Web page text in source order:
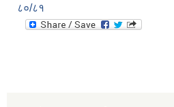
८०/८१